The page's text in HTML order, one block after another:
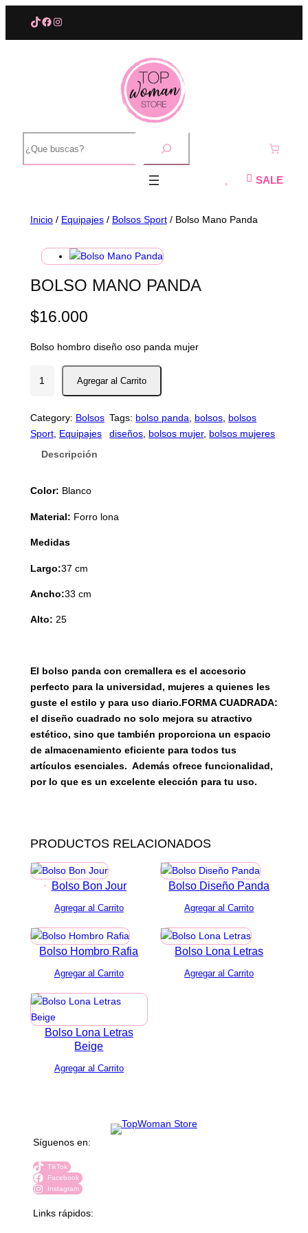
TikTok
Facebook
Instagram
u
s
SALE
Inicio/ Equipajes/ Bolsos Sport/ Bolso Mano Panda
BOLSO MANO PANDA
$16.000
Bolso hombro diseño oso panda mujer
s
o
P
n
c
n
d
a
d
Category: Bolsos
Sport, Equipajes
Tags: bolso panda bolsos bolsos
diseños bolsos mujer, bolsos mujeres
Descripción
Color: Blanco
Material: Forro lona
Medidas
Largo:37 cm
Ancho:33 cm
Alto: 25
El bolso panda con cremallera es el accesorio
perfecto para la universidad, mujeres a quienes les
guste el estilo y para uso diario.FORMA CUADRADA:
el diseño cuadrado no solo mejora su atractivo
estético, sino que también proporciona un espacio
de almacenamiento eficiente para todos tus
artículos esenciales. Además ofrece funcionalidad,
por lo que es un excelente elección para tu uso.
PRODUCTOS RELACIONADOS
Bolso Bon Jour Bolso Diseño Panda
Bolso Hombro Rafia Bolso Lona Letras
Bolso Lona Letras
Beige
Síguenos en:
TikTok
Facebook
Instagram
Links rápidos: